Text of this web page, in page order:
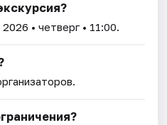
2026 • четверг • 11:00.